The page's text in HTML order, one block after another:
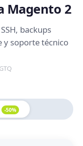
Magento 2
backups
y soporte técnico
-50%